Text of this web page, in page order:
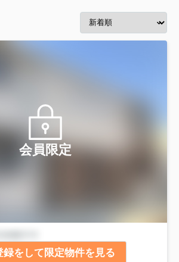
会員限定
録をして限定物件を見る